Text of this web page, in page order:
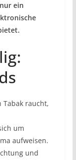
ein
raucht,
um
aufweisen.
und